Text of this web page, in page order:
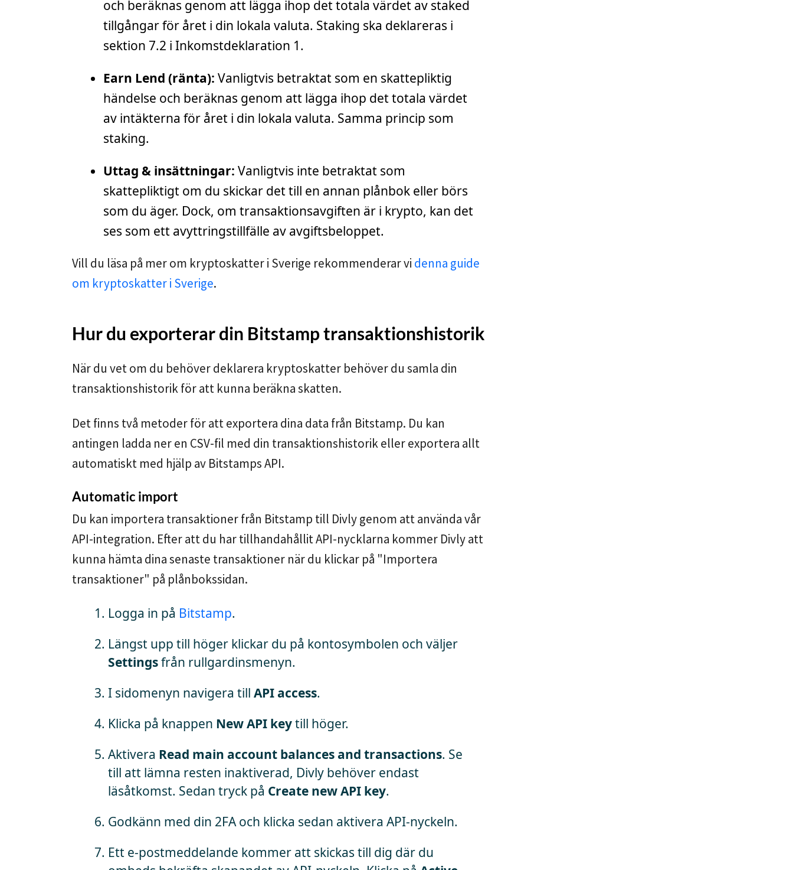
och beräknas genom att lägga ihop det totala värdet av staked
tillgångar för året i din lokala valuta. Staking ska deklareras i
sektion 7.2 i Inkomstdeklaration 1.
Earn Lend (ränta): Vanligtvis betraktat som en skattepliktig
händelse och beräknas genom att lägga ihop det totala värdet
av intäkterna för året i din lokala valuta. Samma princip som
staking.
Uttag & insättningar: Vanligtvis inte betraktat som
skattepliktigt om du skickar det till en annan plånbok eller börs
som du äger. Dock, om transaktionsavgiften är i krypto, kan det
ses som ett avyttringstillfälle av avgiftsbeloppet.
Vill du läsa på mer om kryptoskatter i Sverige rekommenderar vi denna guide
om kryptoskatter i Sverige.
Hur du exporterar din Bitstamp transaktionshistorik
När du vet om du behöver deklarera kryptoskatter behöver du samla din
transaktionshistorik för att kunna beräkna skatten.
Det finns två metoder för att exportera dina data från Bitstamp. Du kan
antingen ladda ner en CSV-fil med din transaktionshistorik eller exportera allt
automatiskt med hjälp av Bitstamps API.
Automatic import
Du kan importera transaktioner från Bitstamp till Divly genom att använda vår
API-integration. Efter att du har tillhandahållit API-nycklarna kommer Divly att
kunna hämta dina senaste transaktioner när du klickar på "Importera
transaktioner" på plånbokssidan.
Logga in på Bitstamp.
Längst upp till höger klickar du på kontosymbolen och väljer
Settingsfrån rullgardinsmenyn.
I sidomenyn navigera till API access.
Klicka på knappen New API keytill höger.
Aktivera Read main account balances and transactions. Se
till att lämna resten inaktiverad, Divly behöver endast
läsåtkomst. Sedan tryck på Create new API key.
Godkänn med din 2FA och klicka sedan aktivera API-nyckeln.
Ett e-postmeddelande kommer att skickas till dig där du